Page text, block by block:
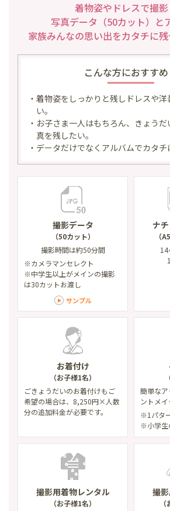
着物姿やドレスで撮
写真データ（50カット）と
家族みんなの思い出をカタチに
こんな方におすすめ
・着物姿をしっかりと残しドレスや
い。
・お子さま一人はもちろん、きょう
真を残したい。
・データだけでなくアルバムでカタチ
撮影データ
（50カット）
撮影時間は約50分間
※カメラマンセレクト
※中学生以上がメインの撮影
は30カットお渡し
サンプル
ナ
（
14
お着付け
（お子様1名）
ごきょうだいのお着付けもご
希望の場合は、8,250円×人数
分の追加料金が必要です。
簡単な
ントメイ
※1パタ
※小学生
撮影用着物レンタル
（お子様1名）
撮